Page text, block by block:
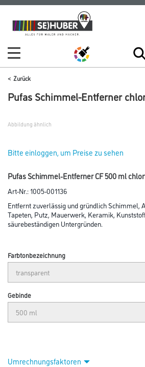
Zum
Inhalt
Zum
Navigationsmenü
Zurück
Pufas Schimmel-Entferner
Abbildung ähnlich
Bitte einloggen, um Preise zu sehen
Pufas Schimmel-Entferner CF 500 ml
Art-Nr.:1005-001136
Entfernt zuverlässig und gründlich Schimmel,
Tapeten, Putz, Mauerwerk, Keramik,
säurebeständigen Untergründen.
Farbtonbezeichnung
Gebinde
Umrechnungsfaktoren